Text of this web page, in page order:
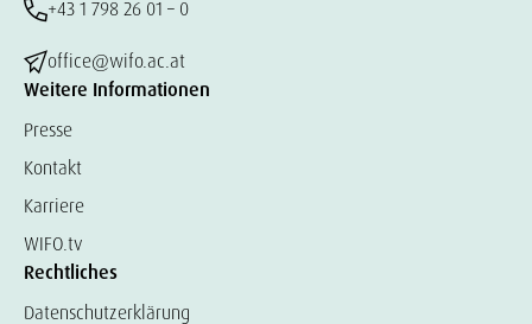
+43 1 798 26 01 – 0
office@wifo.ac.at
Weitere Informationen
Presse
Kontakt
Karriere
WIFO.tv
Rechtliches
Datenschutzerklärung